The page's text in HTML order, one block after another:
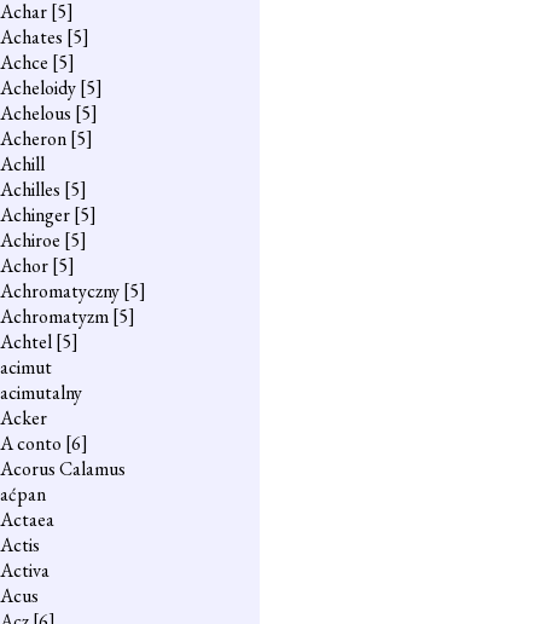
Achar[5]
Achates [5]
Achce [5]
Acheloidy[5]
Achelous [5]
Acheron[5]
Achill
Achilles [5]
Achinger[5]
Achiroe [5]
Achor[5]
Achromatyczny[5]
Achromatyzm[5]
Achtel[5]
acimut
acimutalny
Acker
A conto [6]
Acorus Calamus
aćpan
Actaea
Actis
Activa
Acus